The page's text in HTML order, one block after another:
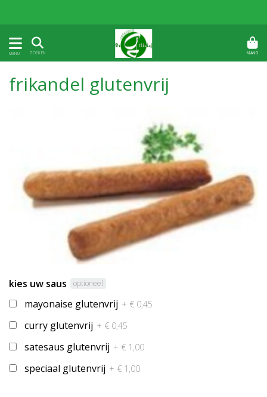
MENU ZOEKEN MAND
frikandel glutenvrij
kies uw saus optioneel
mayonaise glutenvrij + € 0,45
curry glutenvrij + € 0,45
satesaus glutenvrij + € 1,00
speciaal glutenvrij + € 1,00